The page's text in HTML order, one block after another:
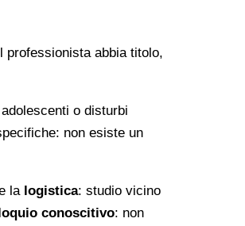
professionista abbia titolo,
o disturbi
non esiste un
la logistica: studio vicino
conoscitivo: non